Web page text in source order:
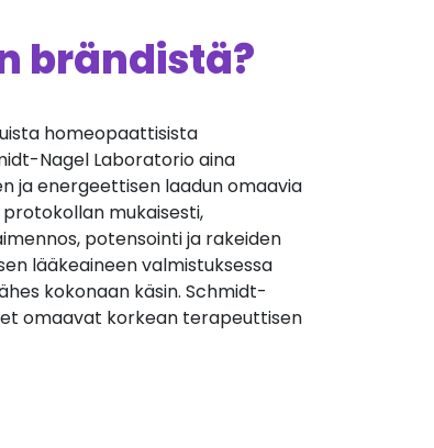
brändistä?
homeopaattisista
Nagel Laboratorio aina
ja energeettisen laadun omaavia
mukaisesti,
potensointi ja rakeiden
lääkeaineen valmistuksessa
kokonaan käsin. Schmidt-
omaavat korkean terapeuttisen